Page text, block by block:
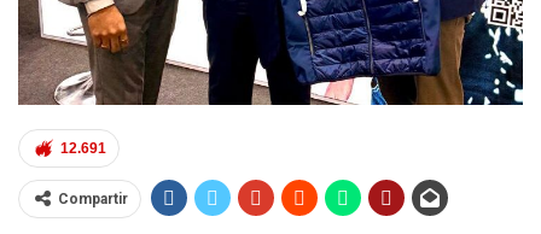
12.691
Compartir